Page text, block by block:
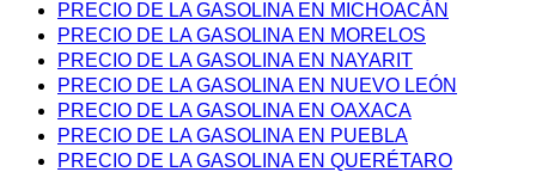
PRECIO DE LA GASOLINA EN MICHOACÁN
PRECIO DE LA GASOLINA EN MORELOS
PRECIO DE LA GASOLINA EN NAYARIT
PRECIO DE LA GASOLINA EN NUEVO LEÓN
PRECIO DE LA GASOLINA EN OAXACA
PRECIO DE LA GASOLINA EN PUEBLA
PRECIO DE LA GASOLINA EN QUERÉTARO